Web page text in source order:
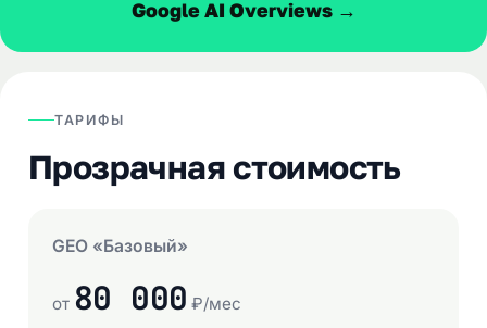
Google AI Overviews →
ТАРИФЫ
Прозрачная стоимость
GEO «Базовый»
от 80 000 ₽/мес